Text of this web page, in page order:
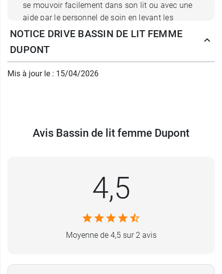
se mouvoir facilement dans son lit ou avec une
aide par le personnel de soin en levant les
fesses, ou encore par mouvement de rotation du
après accord du médecin la personne peut
assise dans le lit.
pas et permet ainsi uneutilisation propre et
aller à la selle ou se servir de l'
bouchon et poignéepour leur besoin d’uriner.
Caractéristiques :
Facile à nettoyer
Dimensions : 36 x 28 cm.
NOTICE DRIVE BASSIN DE LIT FEMME
DUPONT
Mis à jour le : 15/04/2026
Avis Bassin de lit femme Dupont
4,5
Moyenne de 4,5 sur 2 avis